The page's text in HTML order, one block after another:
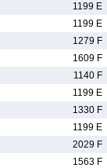
1199 E
1199 E
1279 F
1609 F
1140 F
1199 E
1330 F
1199 E
2029 F
1563 F